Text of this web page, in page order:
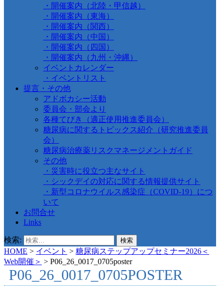
・開催案内（北陸・甲信越）
・開催案内（東海）
・開催案内（関西）
・開催案内（中国）
・開催案内（四国）
・開催案内（九州・沖縄）
イベントカレンダー
・イベントリスト
提言・その他
アドボカシー活動
委員会・部会より
各種てびき（適正使用推進委員会）
糖尿病に関するトピックス紹介（研究推進委員
会）
糖尿病治療薬リスクマネージメントガイド
その他
・災害時に役立つ主なサイト
・シックデイの対応に関する情報提供サイト
・新型コロナウイルス感染症（COVID-19）につ
いて
お問合せ
Links
検索:
HOME > イベント > 糖尿病ステップアップセミナー2026＜
Web開催＞ > P06_26_0017_0705poster
P06_26_0017_0705POSTER